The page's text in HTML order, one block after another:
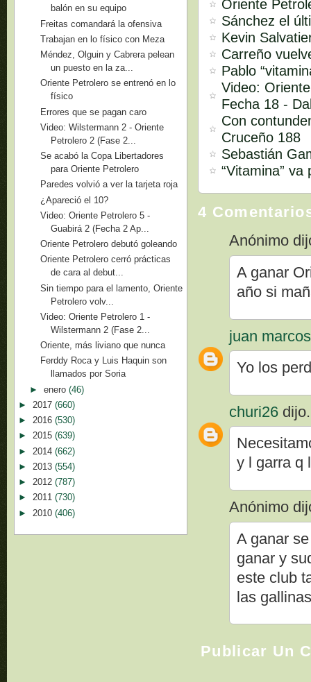
Oriente
Sánchez el
Kevin
Carreño
Pablo
Video:
Fecha 18 -
Con
Cruceño 188
Sebastián
“Vitamina”
4
Anónimo
A ganar
año si
juan marcos
Yo los
churi26
y l garra q
Anónimo
A ganar
ganar y
este club
las
Publicar Un
balón en su equipo
Freitas comandará la ofensiva
Trabajan en lo físico con Meza
Méndez, Olguin y Cabrera pelean
un puesto en la za...
Oriente Petrolero se entrenó en lo
físico
Errores que se pagan caro
Video: Wilstermann 2 - Oriente
Petrolero 2 (Fase 2...
Se acabó la Copa Libertadores
para Oriente Petrolero
Paredes volvió a ver la tarjeta roja
¿Apareció el 10?
Video: Oriente Petrolero 5 -
Guabirá 2 (Fecha 2 Ap...
Oriente Petrolero debutó goleando
Oriente Petrolero cerró prácticas
de cara al debut...
Sin tiempo para el lamento, Oriente
Petrolero volv...
Video: Oriente Petrolero 1 -
Wilstermann 2 (Fase 2...
Oriente, más liviano que nunca
Ferddy Roca y Luis Haquin son
llamados por Soria
► enero (46)
► 2017 (660)
► 2016 (530)
► 2015 (639)
► 2014 (662)
► 2013 (554)
► 2012 (787)
► 2011 (730)
► 2010 (406)